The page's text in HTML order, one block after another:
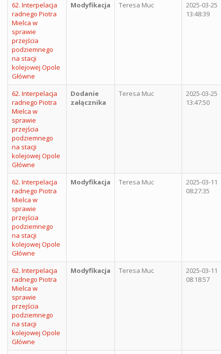
62. Interpelacja
radnego Piotra
Mielca w
sprawie
przejścia
podziemnego
na stacji
kolejowej Opole
Główne
Modyfikacja Teresa Muc
2025-03-25
13:48:39
62. Interpelacja
radnego Piotra
Mielca w
sprawie
przejścia
podziemnego
na stacji
kolejowej Opole
Główne
Dodanie
załącznika
Teresa Muc
2025-03-25
13:47:50
62. Interpelacja
radnego Piotra
Mielca w
sprawie
przejścia
podziemnego
na stacji
kolejowej Opole
Główne
Modyfikacja Teresa Muc
2025-03-11
08:27:35
62. Interpelacja
radnego Piotra
Mielca w
sprawie
przejścia
podziemnego
na stacji
kolejowej Opole
Główne
Modyfikacja Teresa Muc
2025-03-11
08:18:57